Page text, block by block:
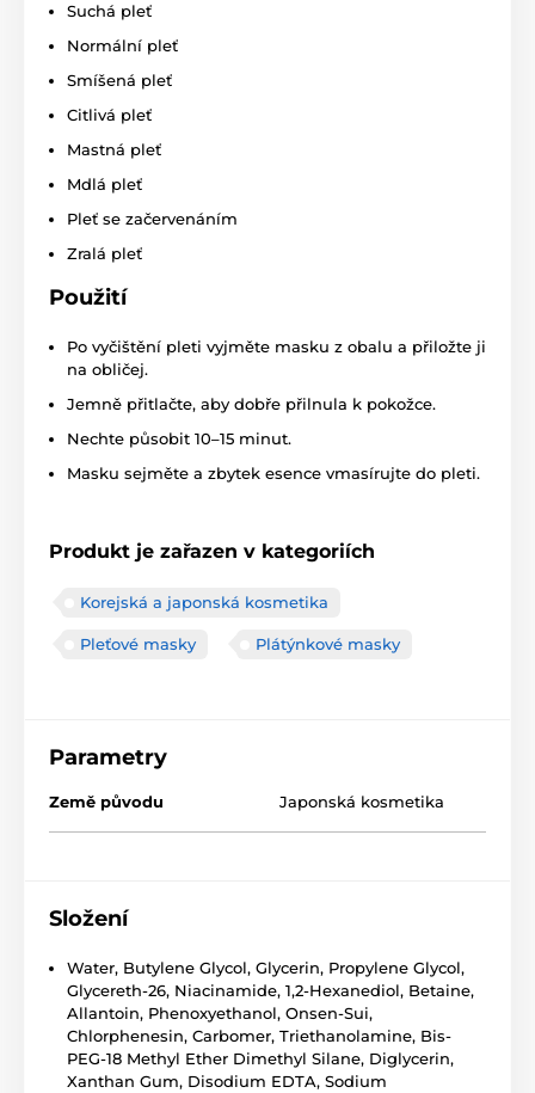
Suchá pleť
Normální pleť
Smíšená pleť
Citlivá pleť
Mastná pleť
Mdlá pleť
Pleť se začervenáním
Zralá pleť
Použití
Po vyčištění pleti vyjměte masku z obalu a přiložte ji
na obličej.
Jemně přitlačte, aby dobře přilnula k pokožce.
Nechte působit 10–15 minut.
Masku sejměte a zbytek esence vmasírujte do pleti.
Produkt je zařazen v kategoriích
Korejská a japonská kosmetika
Pleťové masky Plátýnkové masky
Parametry
Země původu Japonská kosmetika
Složení
Water, Butylene Glycol, Glycerin, Propylene Glycol,
Glycereth-26, Niacinamide, 1,2-Hexanediol, Betaine,
Allantoin, Phenoxyethanol, Onsen-Sui,
Chlorphenesin, Carbomer, Triethanolamine, Bis-
PEG-18 Methyl Ether Dimethyl Silane, Diglycerin,
Xanthan Gum, Disodium EDTA, Sodium